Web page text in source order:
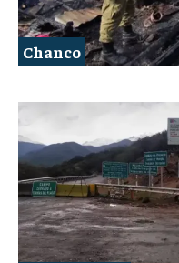
Chanco